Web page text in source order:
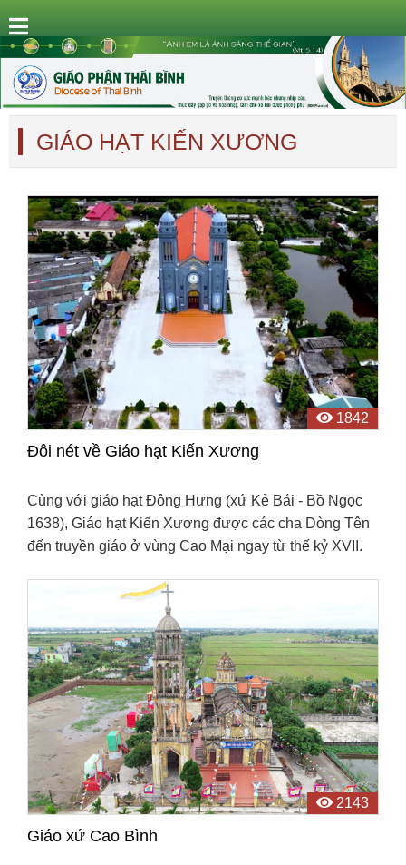
GIÁO HẠT KIẾN XƯƠNG
1842
Đôi nét về Giáo hạt Kiến Xương
Cùng với giáo hạt Đông Hưng (xứ Kẻ Bái - Bồ Ngọc
1638), Giáo hạt Kiến Xương được các cha Dòng Tên
đến truyền giáo ở vùng Cao Mại ngay từ thế kỷ XVII.
2143
Giáo xứ Cao Bình